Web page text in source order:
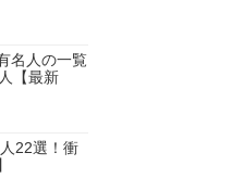
名人の一覧
【最新
22選！衝